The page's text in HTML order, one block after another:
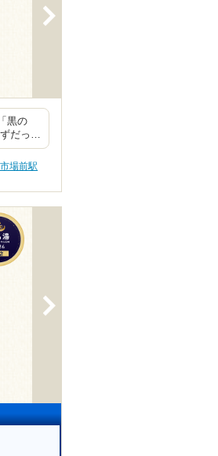
黒の
ずだっ…
場前駅